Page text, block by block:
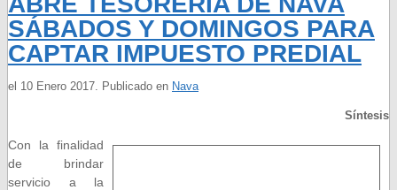
SÁBADOS Y DOMINGOS PARA
CAPTAR IMPUESTO PREDIAL
el 10 Enero 2017. Publicado en Nava
Síntesis
Con la finalidad
de brindar
servicio a la